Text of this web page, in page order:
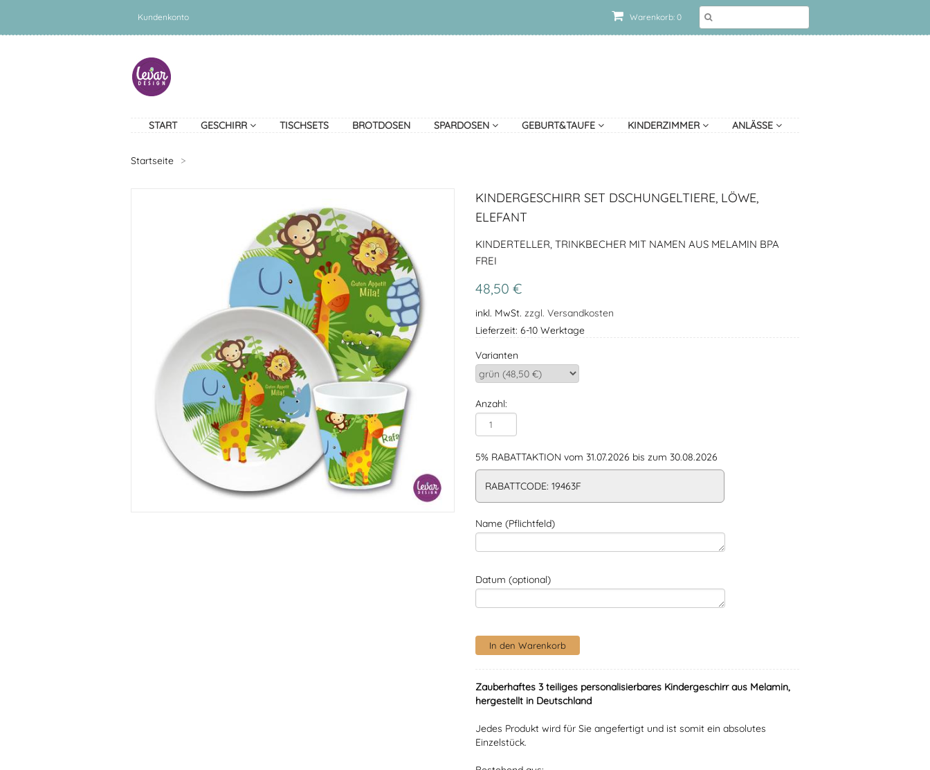
Warenkorb: 0
Kundenkonto
START GESCHIRR TISCHSETS BROTDOSEN SPARDOSEN GEBURT&TAUFE KINDERZIMMER ANLÄSSE
Startseite >
KINDERGESCHIRR SET DSCHUNGELTIERE, LÖWE,
ELEFANT
KINDERTELLER, TRINKBECHER MIT NAMEN AUS MELAMIN BPA
FREI
48,50 €
inkl. MwSt. zzgl. Versandkosten
Lieferzeit: 6-10 Werktage
Varianten
Anzahl:
5% RABATTAKTION vom 31.07.2026 bis zum 30.08.2026
RABATTCODE: 19463F
Name (Pflichtfeld)
Datum (optional)
Zauberhaftes 3 teiliges personalisierbares Kindergeschirr aus Melamin,
hergestellt in Deutschland
Jedes Produkt wird für Sie angefertigt und ist somit ein absolutes
Einzelstück.